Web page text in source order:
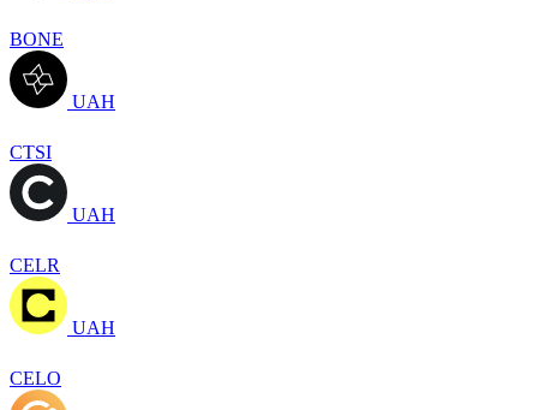
BONE
UAH
CTSI
UAH
CELR
UAH
CELO